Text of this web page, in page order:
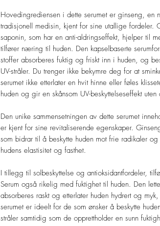
Hovedingrediensen i dette serumet er ginseng, en
tradisjonell medisin, kjent for sine utallige fordeler.
saponin, som har en anti-aldringseffekt, hjelper til
tilfører næring til huden. Den kapselbaserte
stoffer absorberes fuktig og friskt inn i huden, og
UV-stråler. Du trenger ikke bekymre deg for at
serumet ikke etterlater en hvit hinne eller føles
huden og gir en skånsom UV-beskyttelseseffekt
Den unike sammensetningen av dette serumet
er kjent for sine revitaliserende egenskaper.
som bidrar til å beskytte huden mot frie radikaler
hudens elastisitet og fasthet.
I tillegg til solbeskyttelse og antioksidantfordeler,
Serum også rikelig med fuktighet til huden. Den
absorberes raskt og etterlater huden hydrert og
serumet er ideelt for de som ønsker å beskytte
stråler samtidig som de opprettholder en sunn